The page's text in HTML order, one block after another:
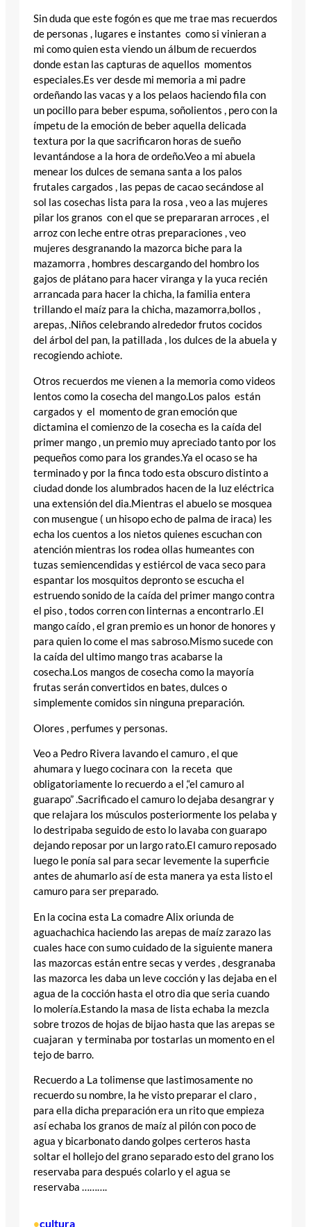
Sin duda que este fogón es que me trae mas recuerdos
de personas , lugares e instantes como si vinieran a
mi como quien esta viendo un álbum de recuerdos
donde estan las capturas de aquellos momentos
especiales.Es ver desde mi memoria a mi padre
ordeñando las vacas y a los pelaos haciendo fila con
un pocillo para beber espuma, soñolientos , pero con la
ímpetu de la emoción de beber aquella delicada
textura por la que sacrificaron horas de sueño
levantándose a la hora de ordeño.Veo a mi abuela
menear los dulces de semana santa a los palos
frutales cargados , las pepas de cacao secándose al
sol las cosechas lista para la rosa , veo a las mujeres
pilar los granos con el que se prepararan arroces , el
arroz con leche entre otras preparaciones , veo
mujeres desgranando la mazorca biche para la
mazamorra , hombres descargando del hombro los
gajos de plátano para hacer viranga y la yuca recién
arrancada para hacer la chicha, la familia entera
trillando el maíz para la chicha, mazamorra,bollos ,
arepas, .Niños celebrando alrededor frutos cocidos
del árbol del pan, la patillada , los dulces de la abuela y
recogiendo achiote.
Otros recuerdos me vienen a la memoria como videos
lentos como la cosecha del mango.Los palos están
cargados y el momento de gran emoción que
dictamina el comienzo de la cosecha es la caída del
primer mango , un premio muy apreciado tanto por los
pequeños como para los grandes.Ya el ocaso se ha
terminado y por la finca todo esta obscuro distinto a
ciudad donde los alumbrados hacen de la luz eléctrica
una extensión del dia.Mientras el abuelo se mosquea
con musengue ( un hisopo echo de palma de iraca) les
echa los cuentos a los nietos quienes escuchan con
atención mientras los rodea ollas humeantes con
tuzas semiencendidas y estiércol de vaca seco para
espantar los mosquitos depronto se escucha el
estruendo sonido de la caída del primer mango contra
el piso , todos corren con linternas a encontrarlo .El
mango caído , el gran premio es un honor de honores y
para quien lo come el mas sabroso.Mismo sucede con
la caída del ultimo mango tras acabarse la
cosecha.Los mangos de cosecha como la mayoría
frutas serán convertidos en bates, dulces o
simplemente comidos sin ninguna preparación.
Olores , perfumes y personas.
Veo a Pedro Rivera lavando el camuro , el que
ahumara y luego cocinara con la receta que
obligatoriamente lo recuerdo a el ,“el camuro al
guarapo” .Sacrificado el camuro lo dejaba desangrar y
que relajara los músculos posteriormente los pelaba y
lo destripaba seguido de esto lo lavaba con guarapo
dejando reposar por un largo rato.El camuro reposado
luego le ponía sal para secar levemente la superficie
antes de ahumarlo así de esta manera ya esta listo el
camuro para ser preparado.
En la cocina esta La comadre Alix oriunda de
aguachachica haciendo las arepas de maíz zarazo las
cuales hace con sumo cuidado de la siguiente manera
las mazorcas están entre secas y verdes , desgranaba
las mazorca les daba un leve cocción y las dejaba en el
agua de la cocción hasta el otro dia que seria cuando
lo molería.Estando la masa de lista echaba la mezcla
sobre trozos de hojas de bijao hasta que las arepas se
cuajaran y terminaba por tostarlas un momento en el
tejo de barro.
Recuerdo a La tolimense que lastimosamente no
recuerdo su nombre, la he visto preparar el claro ,
para ella dicha preparación era un rito que empieza
así echaba los granos de maíz al pilón con poco de
agua y bicarbonato dando golpes certeros hasta
soltar el hollejo del grano separado esto del grano los
reservaba para después colarlo y el agua se
reservaba ……….
•cultura